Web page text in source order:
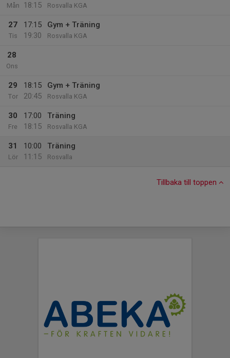
Mån
18:15
Rosvalla KGA
27
Tis
17:15
19:30
Gym + Träning
Rosvalla KGA
28
Ons
29
Tor
18:15
20:45
Gym + Träning
Rosvalla KGA
30
Fre
17:00
18:15
Träning
Rosvalla KGA
31
Lör
10:00
11:15
Träning
Rosvalla
Tillbaka till toppen